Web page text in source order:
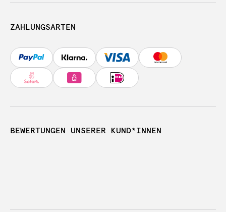
ZAHLUNGSARTEN
BEWERTUNGEN UNSERER KUND*INNEN